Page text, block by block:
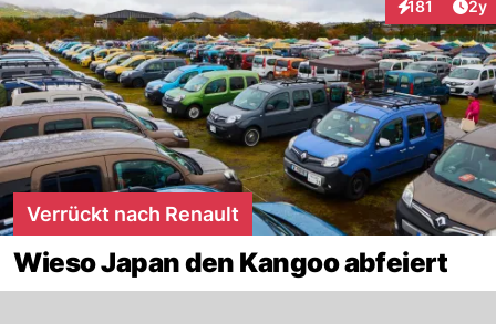
181
Interaktionen
2y
Verrückt nach Renault
Wieso Japan den Kangoo abfeiert